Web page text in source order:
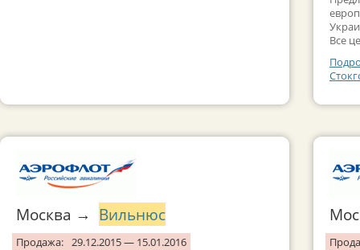
Москва → Вильнюс
Продажа: 29.12.2015 — 15.01.2016
Все